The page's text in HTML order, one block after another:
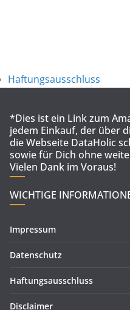
Haftungsausschluss
*Dies ist ein Link zum
jedem Einkauf, der über
die Webseite DataHolic
sowie für Dich ohne
Vielen Dank im Voraus!
WICHTIGE
Impressum
Datenschutz
Haftungsausschluss
Disclaimer